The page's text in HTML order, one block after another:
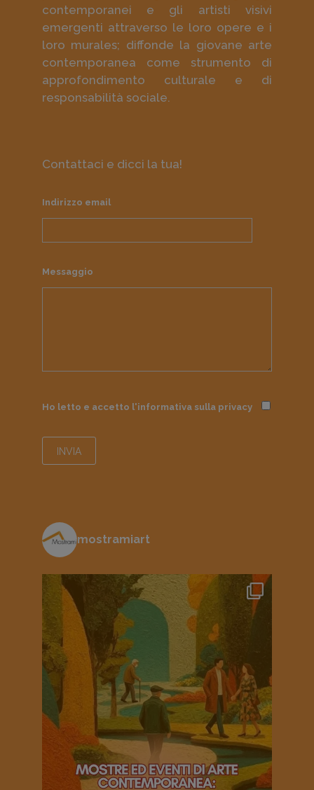
contemporanei e gli artisti visivi
emergenti attraverso le loro opere e i
loro murales; diffonde la giovane arte
contemporanea come strumento di
approfondimento culturale e di
responsabilità sociale.
Contattaci e dicci la tua!
Indirizzo email
Messaggio
Ho letto e accetto l'informativa sulla privacy
mostramiart